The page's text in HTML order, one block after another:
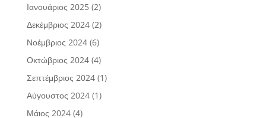
Ιανουάριος 2025(2)
Δεκέμβριος 2024(2)
Νοέμβριος 2024(6)
Οκτώβριος 2024(4)
Σεπτέμβριος 2024(1)
Αύγουστος 2024(1)
Μάιος 2024(4)